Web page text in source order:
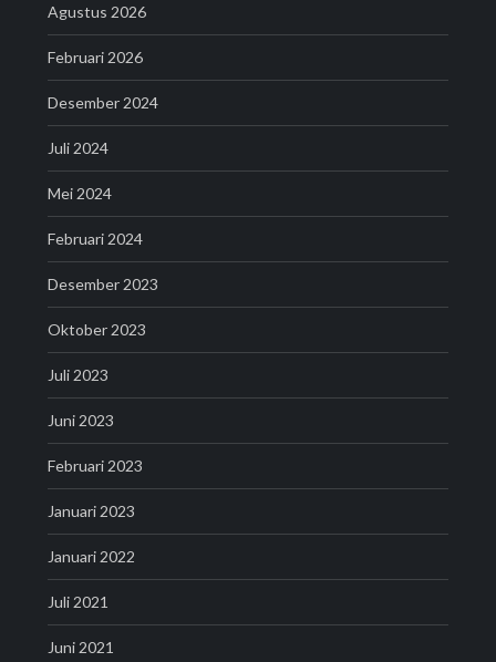
Agustus 2026
Februari 2026
Desember 2024
Juli 2024
Mei 2024
Februari 2024
Desember 2023
Oktober 2023
Juli 2023
Juni 2023
Februari 2023
Januari 2023
Januari 2022
Juli 2021
Juni 2021